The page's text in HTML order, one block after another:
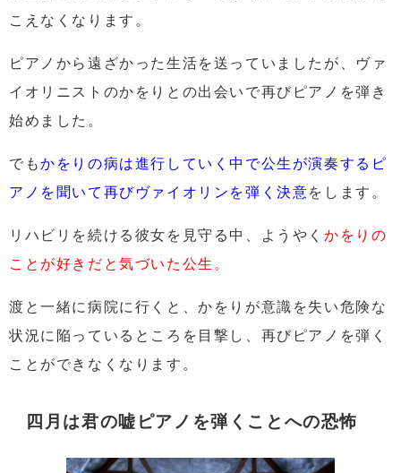
こえなくなります。
ピアノから遠ざかった生活を送っていましたが、ヴァ
イオリニストのかをりとの出会いで再びピアノを弾き
始めました。
でもかをりの病は進行していく中で公生が演奏するピ
アノを聞いて再びヴァイオリンを弾く決意をします。
リハビリを続ける彼女を見守る中、ようやく かをりの
ことが好きだと気づいた公生。
渡と一緒に病院に行くと、かをりが意識を失い危険な
状況に陥っているところを目撃し、再びピアノを弾く
ことができなくなります。
四月は君の嘘ピアノを弾くことへの恐怖